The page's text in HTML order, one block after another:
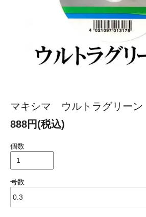
マキシマ ウルトラグリー
888円(税込)
個数
号数